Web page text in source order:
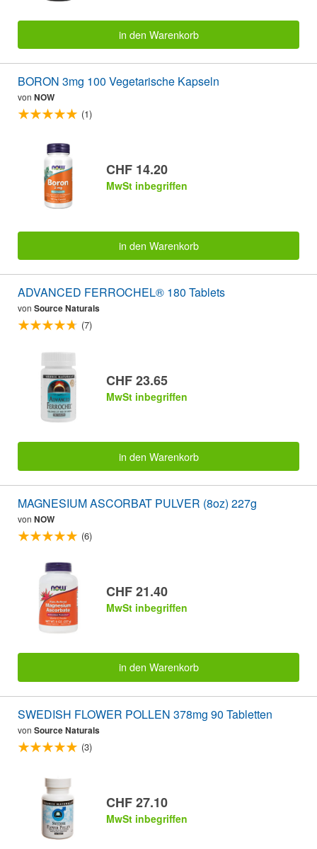
in den Warenkorb
BORON 3mg 100 Vegetarische Kapseln
von NOW
(1)
CHF 14.20
MwSt inbegriffen
in den Warenkorb
ADVANCED FERROCHEL® 180 Tablets
von Source Naturals
(7)
CHF 23.65
MwSt inbegriffen
in den Warenkorb
MAGNESIUM ASCORBAT PULVER (8oz) 227g
von NOW
(6)
CHF 21.40
MwSt inbegriffen
in den Warenkorb
SWEDISH FLOWER POLLEN 378mg 90 Tabletten
von Source Naturals
(3)
CHF 27.10
MwSt inbegriffen